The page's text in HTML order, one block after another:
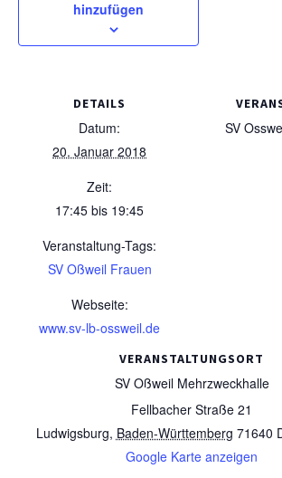
hinzufügen
DETAILS
Datum:
20. Januar 2018
Zeit:
17:45 bis 19:45
Veranstaltung-Tags:
SV Oßweil Frauen
Webseite:
www.sv-lb-ossweil.de
VERANSTALTUNGSORT
SV Oßweil Mehrzweckhalle
Fellbacher Straße 21
Ludwigsburg, Baden-Württemberg 71640
Google Karte anzeigen
SV